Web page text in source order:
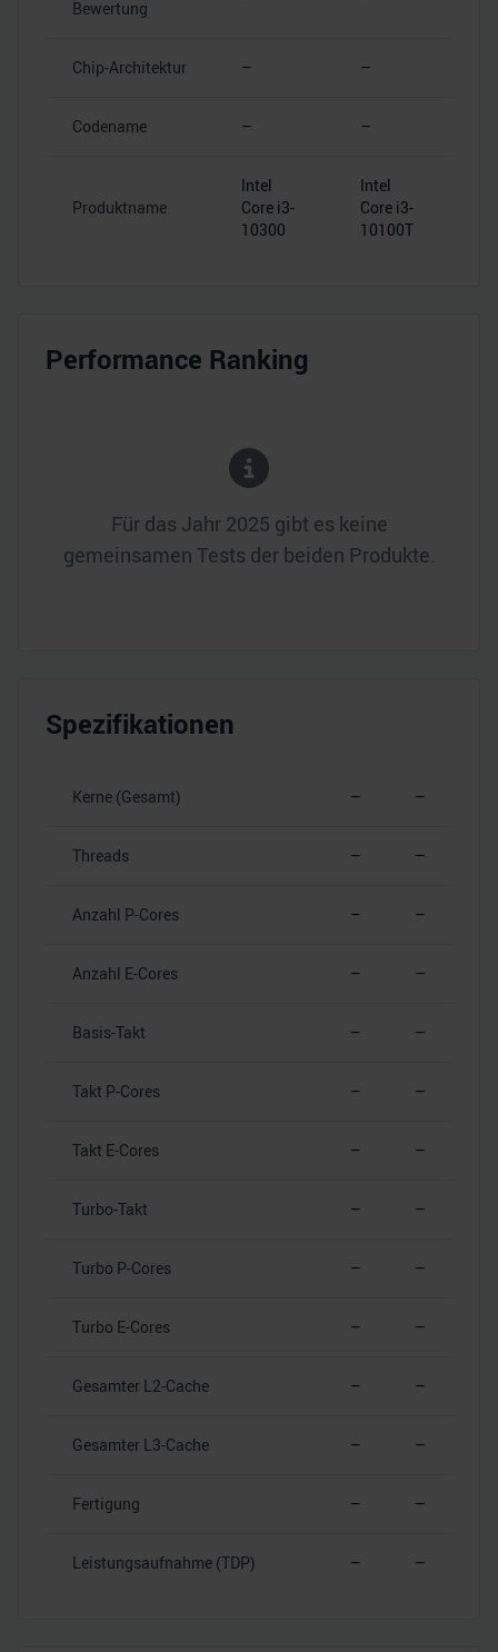
Bewertung
Chip-Architektur – –
Codename – –
Produktname
Intel
Core i3-
10300
Intel
Core i3-
10100T
Performance Ranking
Für das Jahr 2025 gibt es keine
gemeinsamen Tests der beiden Produkte.
Spezifikationen
Kerne (Gesamt) – –
Threads – –
Anzahl P-Cores – –
Anzahl E-Cores – –
Basis-Takt – –
Takt P-Cores – –
Takt E-Cores – –
Turbo-Takt – –
Turbo P-Cores – –
Turbo E-Cores – –
Gesamter L2-Cache – –
Gesamter L3-Cache – –
Fertigung – –
Leistungsaufnahme (TDP) – –